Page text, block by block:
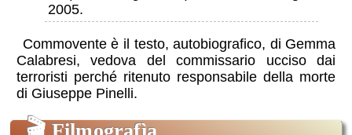
2005.
Commovente è il testo, autobiografico, di Gemma
Calabresi, vedova del commissario ucciso dai
terroristi perché ritenuto responsabile della morte
di Giuseppe Pinelli.
🎬 Filmografìa